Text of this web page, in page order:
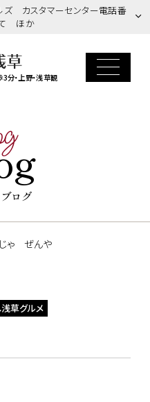
ズ カスタマーセンター電話番
ほか
分・上野・浅草観
ログ
ゃ ぜんや
草グルメ